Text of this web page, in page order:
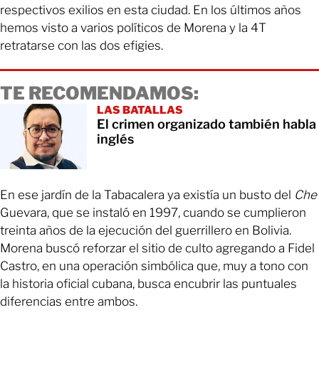
respectivos exilios en esta ciudad. En los últimos años
hemos visto a varios políticos de Morena y la 4T
retratarse con las dos efigies.
TE RECOMENDAMOS:
LAS BATALLAS
El crimen organizado también habla
inglés
En ese jardín de la Tabacalera ya existía un busto del Che
Guevara, que se instaló en 1997, cuando se cumplieron
treinta años de la ejecución del guerrillero en Bolivia.
Morena buscó reforzar el sitio de culto agregando a Fidel
Castro, en una operación simbólica que, muy a tono con
la historia oficial cubana, busca encubrir las puntuales
diferencias entre ambos.